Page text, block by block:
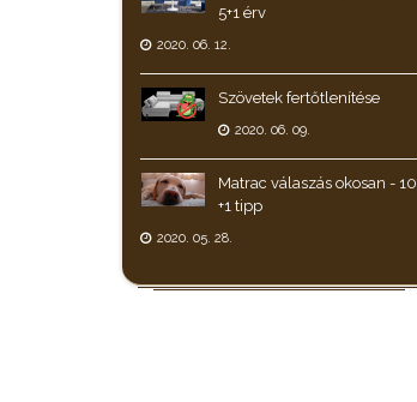
5+1 érv
2020. 06. 12.
Szövetek fertőtlenítése
2020. 06. 09.
Matrac válaszás okosan - 10
+1 tipp
2020. 05. 28.